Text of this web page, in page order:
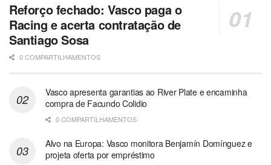
Reforço fechado: Vasco paga o
Racing e acerta contratação de
Santiago Sosa
0 COMPARTILHAMENTOS
Vasco apresenta garantias ao River Plate e encaminha
compra de Facundo Colidio
0 COMPARTILHAMENTOS
Alvo na Europa: Vasco monitora Benjamín Domínguez e
projeta oferta por empréstimo